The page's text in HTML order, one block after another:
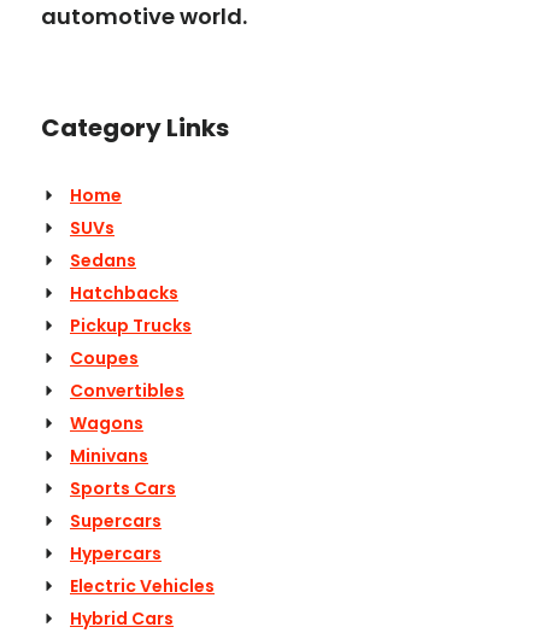
automotive world.
Category Links
Home
SUVs
Sedans
Hatchbacks
Pickup Trucks
Coupes
Convertibles
Wagons
Minivans
Sports Cars
Supercars
Hypercars
Electric Vehicles
Hybrid Cars